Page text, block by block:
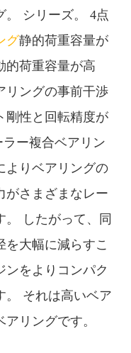
。 シリーズ。 4点
グ静的荷重容量が
的荷重容量が高
リングの事前干渉
剛性と回転精度が
ー複合ベアリン
よりベアリングの
がさまざまなレー
。 したがって、同
を大幅に減らすこ
ンをよりコンパク
。 それは高いベア
リングです。